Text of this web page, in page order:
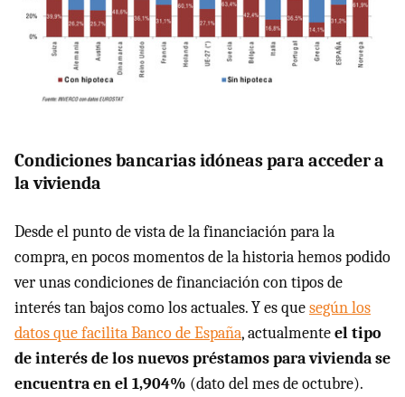
Condiciones bancarias idóneas para acceder a
la vivienda
Desde el punto de vista de la financiación para la
compra, en pocos momentos de la historia hemos podido
ver unas condiciones de financiación con tipos de
interés tan bajos como los actuales. Y es quesegún los
datos que facilita Banco de España, actualmenteel tipo
de interés de los nuevos préstamos para vivienda se
encuentra en el 1,904% (dato del mes de octubre).